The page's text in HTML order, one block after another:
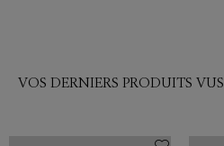
VOS DERNIERS PRODUITS VUS